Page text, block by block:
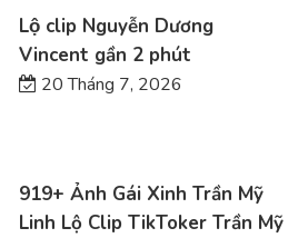
Lộ clip Nguyễn Dương
Vincent gần 2 phút
20 Tháng 7, 2026
919+ Ảnh Gái Xinh Trần Mỹ
Linh Lộ Clip TikToker Trần Mỹ